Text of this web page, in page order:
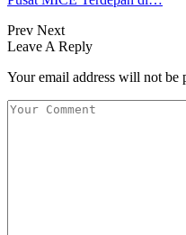
Prev Next
Leave A Reply
Your email address will not be